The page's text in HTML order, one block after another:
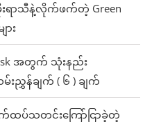
မိုးရာသီနဲ့လိုက်ဖက်တဲ့ Green
ား
အတွက် သုံးနည်း
ညွှန်ချက် ( ၆ ) ချက်
ထပ်သတင်းကြော်ငြာခဲ့တဲ့